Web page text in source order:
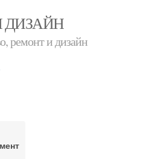
ДИЗАЙН
ремонт и дизайн